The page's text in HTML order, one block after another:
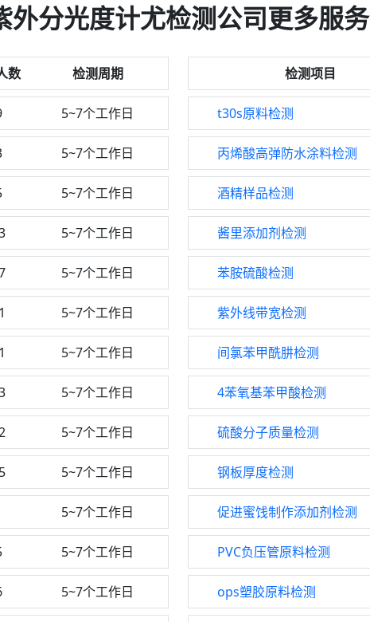
外分光度计尤检测公司更多服务
数 检测周期 检测项目
5~7个工作日 t30s原料检测
5~7个工作日 丙烯酸高弹防水涂料检测
5~7个工作日 酒精样品检测
5~7个工作日 酱里添加剂检测
5~7个工作日 苯胺硫酸检测
5~7个工作日 紫外线带宽检测
5~7个工作日 间氯苯甲酰肼检测
5~7个工作日 4苯氧基苯甲酸检测
5~7个工作日 硫酸分子质量检测
5~7个工作日 钢板厚度检测
5~7个工作日 促进蜜饯制作添加剂检测
5~7个工作日 PVC负压管原料检测
5~7个工作日 ops塑胶原料检测